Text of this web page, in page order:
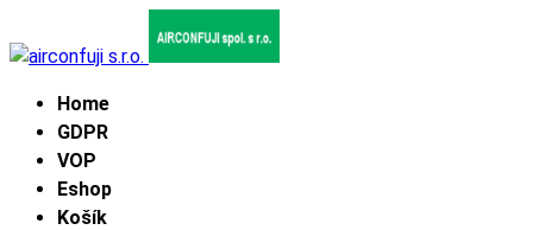
Home
GDPR
VOP
Eshop
Košík